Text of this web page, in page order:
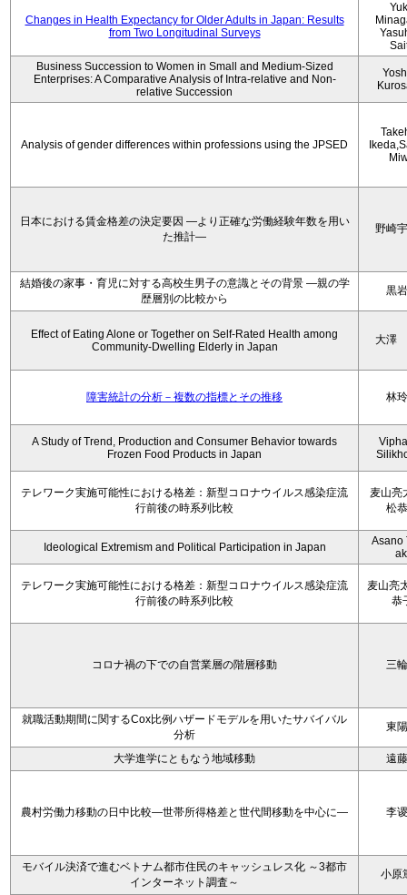
Changes in Health Expectancy for Older Adults in Japan: Results
from Two Longitudinal Surveys
Business Succession to Women in Small and Medium-Sized
Enterprises: A Comparative Analysis of Intra-relative and Non-
relative Succession
Analysis of gender differences within professions using the JPSED
日本における賃金格差の決定要因 ―より正確な労働経験年数を用い
た推計―
野崎
結婚後の家事・育児に対する高校生男子の意識とその背景 ―親の学
歴層別の比較から
黒
Effect of Eating Alone or Together on Self-Rated Health among
Community-Dwelling Elderly in Japan
大澤
障害統計の分析－複数の指標とその推移 林
A Study of Trend, Production and Consumer Behavior towards
Frozen Food Products in Japan
テレワーク実施可能性における格差：新型コロナウイルス感染症流
行前後の時系列比較
麦山亮
松
Ideological Extremism and Political Participation in Japan
Asano
テレワーク実施可能性における格差：新型コロナウイルス感染症流
行前後の時系列比較
麦山亮
恭
コロナ禍の下での自営業層の階層移動 三
就職活動期間に関するCox比例ハザードモデルを用いたサバイバル
分析
東
大学進学にともなう地域移動 遠
農村労働力移動の日中比較―世帯所得格差と世代間移動を中心に― 李
モバイル決済で進むベトナム都市住民のキャッシュレス化 ～3都市
インターネット調査～
小原